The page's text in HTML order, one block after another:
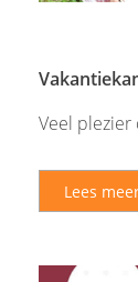
Veel plezier
Lees